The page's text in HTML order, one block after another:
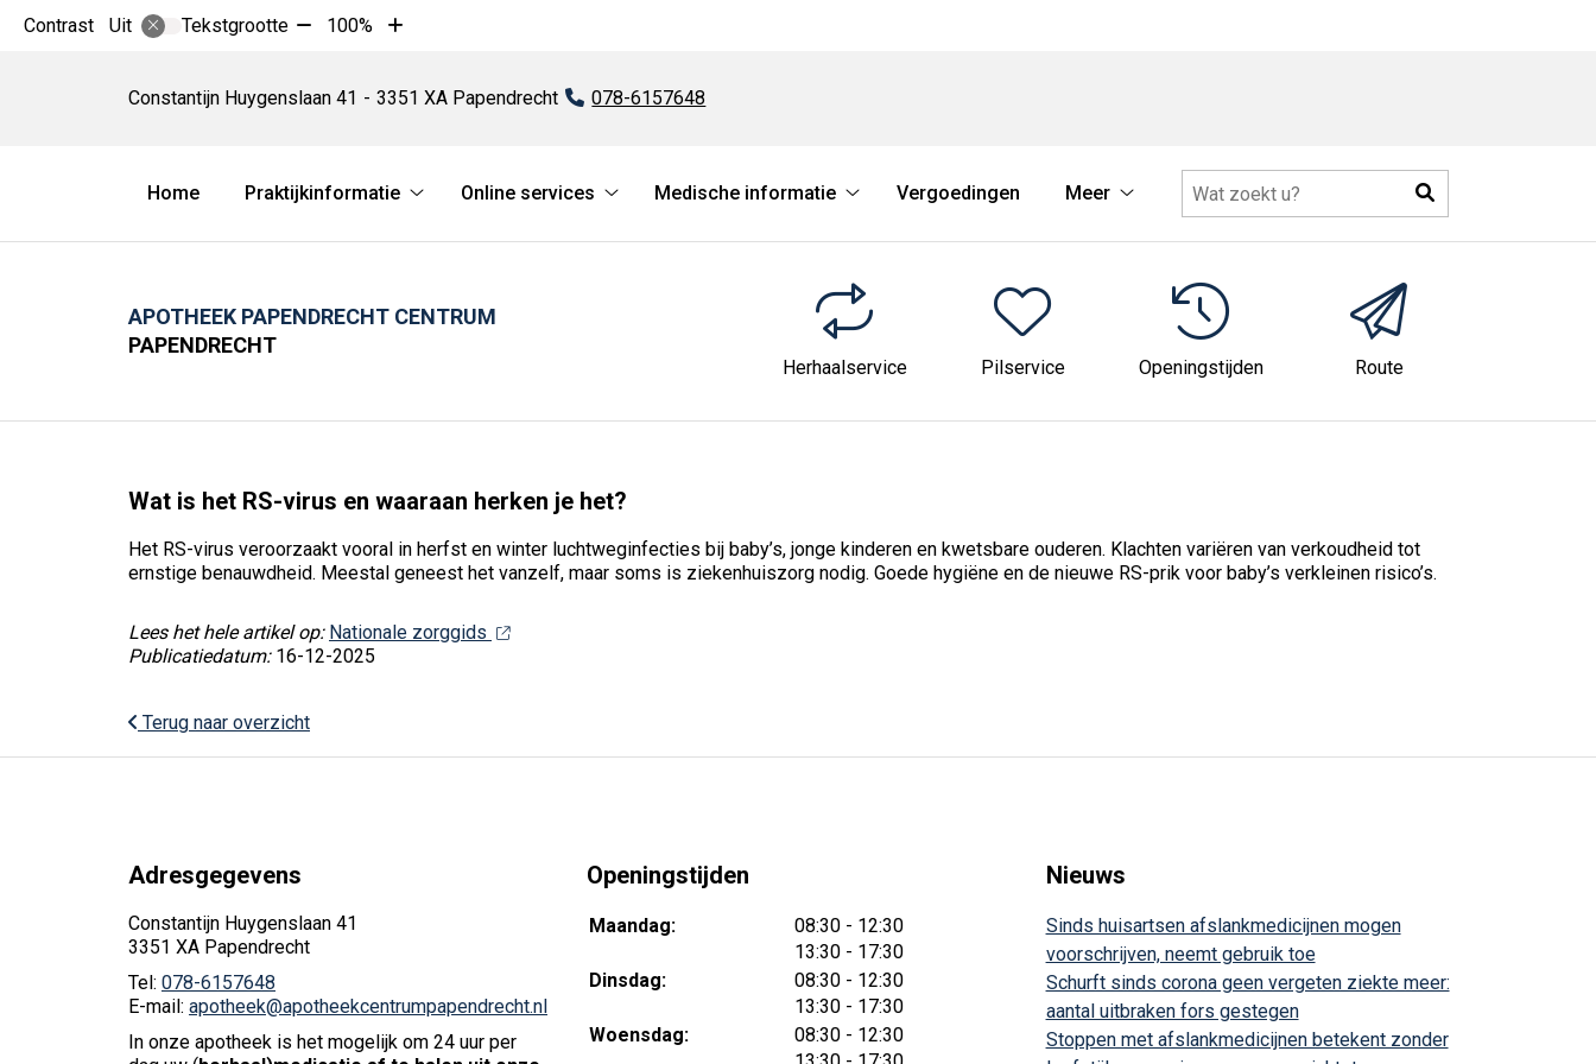
Contrast Uit Tekstgrootte Tekst
10%
100%
Tekst
10%
PapendrechtConstantijn Huygenslaan 41 3351 XA Papendrecht Tel:
078-6157648
Hoofdmenu
Home
Praktijkinformatie
submenu
Online services
services
Medische informatie
informatie
submenu
Vergoedingen
Meer
submenu
Zoeken
APOTHEEK PAPENDRECHT CENTRUM
PAPENDRECHT
Herhaalservice Pilservice Openingstijden Route
Wat is het RS-virus en waaraan herken je het?
Het RS-virus veroorzaakt vooral in herfst en winter luchtweginfecties bij baby’s, jonge kinderen en kwetsbare ouderen. Klachten variëren van verkoudheid tot
ernstige benauwdheid. Meestal geneest het vanzelf, maar soms is ziekenhuiszorg nodig. Goede hygiëne en de nieuwe RS-prik voor baby’s verkleinen risico’s.
Lees het hele artikel op: Nationale zorggids
Publicatiedatum: 16-12-2025
Terug naar overzicht
Adresgegevens
Constantijn Huygenslaan 41
3351 XA Papendrecht
Tel: 078-6157648
E-mail: apotheek@apotheekcentrumpapendrecht.nl
In onze apotheek is het mogelijk om 24 uur per
Openingstijden
Maandag: 08:30 tot
- 12:30
13:30 tot
- 17:30
Dinsdag:
08:30 tot
- 12:30
13:30 tot
- 17:30
Woensdag:
08:30 tot
- 12:30
Nieuws
Sinds huisartsen afslankmedicijnen mogen
voorschrijven, neemt gebruik toe
Schurft sinds corona geen vergeten ziekte meer:
aantal uitbraken fors gestegen
Stoppen met afslankmedicijnen betekent zonder